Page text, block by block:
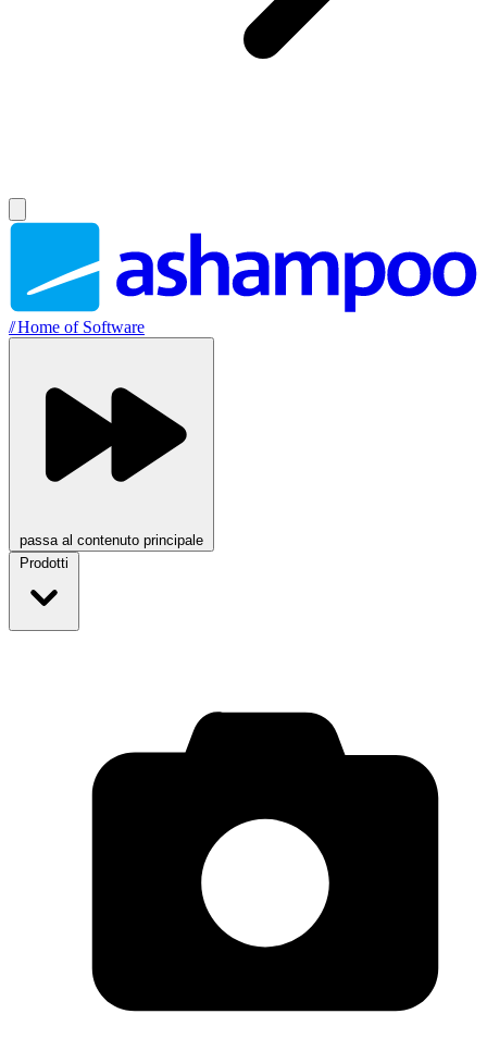
//Home of Software
passa al contenuto principale
Prodotti